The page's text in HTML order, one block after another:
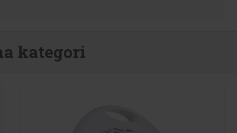
kategori